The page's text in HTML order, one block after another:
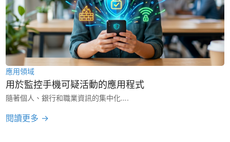
應用領域
用於監控手機可疑活動的應用程式
隨著個人、銀行和職業資訊的集中化….
閱讀更多 →